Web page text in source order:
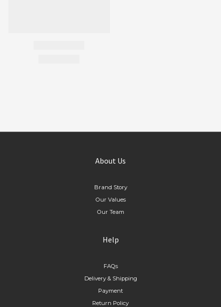
About Us
Brand Story
Our Values
Our Team
Help
FAQs
Delivery & Shipping
Payment
Return Policy